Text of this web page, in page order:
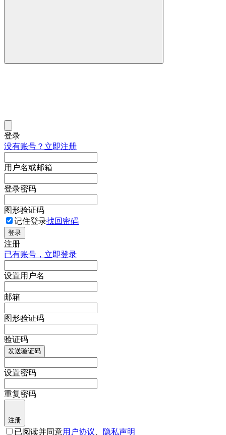
登录
没有账号？立即注册
用户名或邮箱
登录密码
图形验证码
记住登录找回密码
登录
注册
已有账号，立即登录
设置用户名
邮箱
图形验证码
验证码
发送验证码
设置密码
重复密码
注册
已阅读并同意用户协议 隐私声明